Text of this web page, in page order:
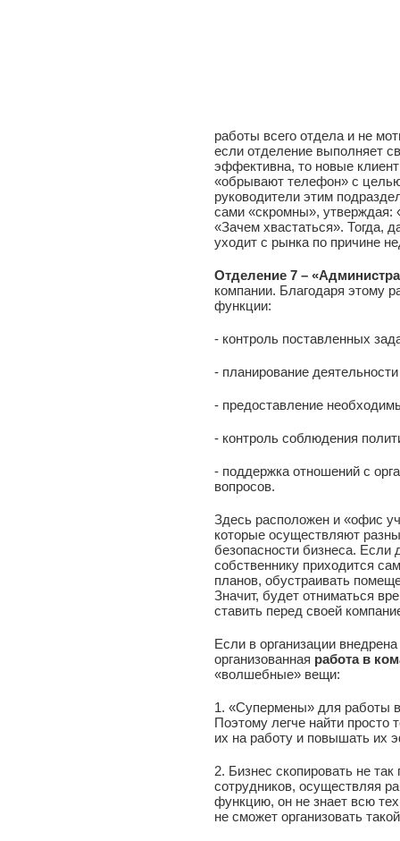
работы всего отдела и не
если отделение выполняет
эффективна, то новые
«обрывают телефон» с
руководители этим
сами «скромны», утверждая:
«Зачем хвастаться». Тогда,
уходит с рынка по причине
Отделение 7 –
компании. Благодаря этому
функции:
- контроль поставленных
- планирование
- предоставление
- контроль соблюдения
- поддержка отношений с
вопросов.
Здесь расположен и «офис
которые осуществляют
безопасности бизнеса. Если
собственнику приходится
планов, обустраивать
Значит, будет отниматься
ставить перед своей
Если в организации
организованная работа в
«волшебные» вещи:
1. «Супермены» для работы
Поэтому легче найти просто
их на работу и повышать их
2. Бизнес скопировать не
сотрудников, осуществляя
функцию, он не знает всю
не сможет организовать